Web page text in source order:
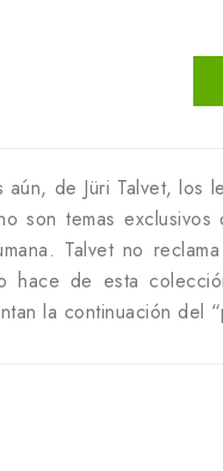
aún, de Jüri Talvet,
son temas
Talvet no
hace de esta
la continuación del